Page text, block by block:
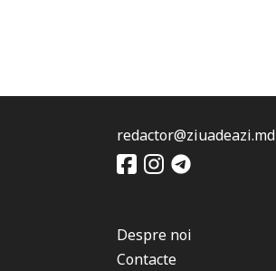
redactor@ziuadeazi.md
Despre noi
Contacte